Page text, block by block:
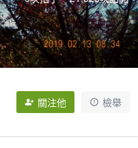
關注他 檢舉